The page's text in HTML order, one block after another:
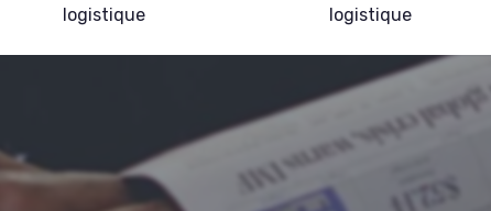
logistique
logistique